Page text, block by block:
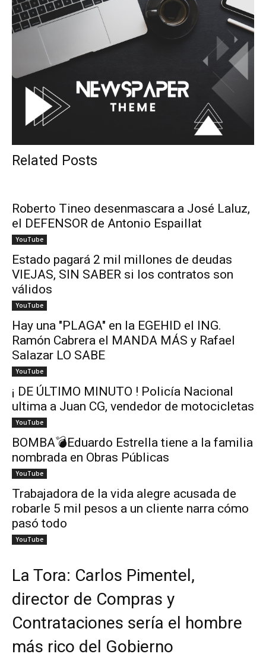
Related Posts
Roberto Tineo desenmascara a José Laluz,
el DEFENSOR de Antonio Espaillat
YouTube
Estado pagará 2 mil millones de deudas
VIEJAS, SIN SABER si los contratos son
válidos
YouTube
Hay una "PLAGA" en la EGEHID el ING.
Ramón Cabrera el MANDA MÁS y Rafael
Salazar LO SABE
YouTube
¡ DE ÚLTIMO MINUTO ! Policía Nacional
ultima a Juan CG, vendedor de motocicletas
YouTube
BOMBA💣Eduardo Estrella tiene a la familia
nombrada en Obras Públicas
YouTube
Trabajadora de la vida alegre acusada de
robarle 5 mil pesos a un cliente narra cómo
pasó todo
YouTube
La Tora: Carlos Pimentel,
director de Compras y
Contrataciones sería el hombre
más rico del Gobierno